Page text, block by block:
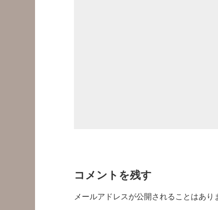
コメントを残す
メールアドレスが公開されることはあり